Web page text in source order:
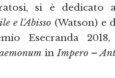
si è dedicato
e l'Abisso (Watson) e
Esecranda 2018,
in Impero –